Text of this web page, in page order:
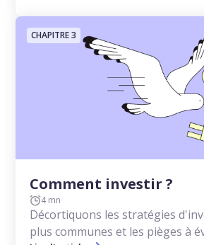
CHAPITRE 3
Comment investir ?
4 mn
Décortiquons les stratégies
plus communes et les pièges à